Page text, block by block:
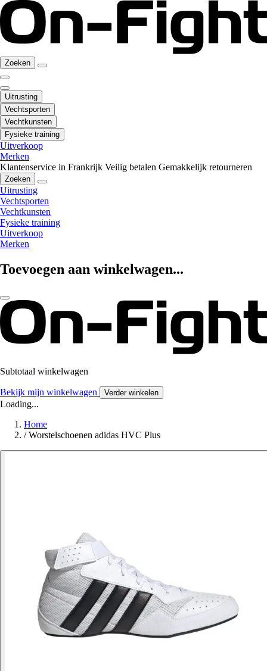
Zoeken
Uitrusting
Vechtsporten
Vechtkunsten
Fysieke training
Uitverkoop
Merken
Klantenservice in Frankrijk Veilig betalen Gemakkelijk retourneren
Zoeken
Uitrusting
Vechtsporten
Vechtkunsten
Fysieke training
Uitverkoop
Merken
Toevoegen aan winkelwagen...
Subtotaal winkelwagen
Bekijk mijn winkelwagen Verder winkelen
Loading...
Home
/ Worstelschoenen adidas HVC Plus